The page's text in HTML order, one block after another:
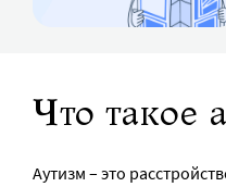
Что такое
Аутизм – это